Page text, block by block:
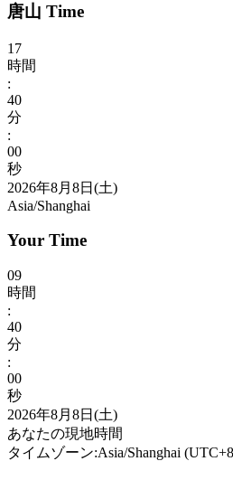
唐山 Time
17
時間
:
40
分
:
02
秒
2026年8月8日(土)
Asia/Shanghai
Your Time
09
時間
:
40
分
:
02
秒
2026年8月8日(土)
あなたの現地時間
タイムゾーン:Asia/Shanghai (UTC+8